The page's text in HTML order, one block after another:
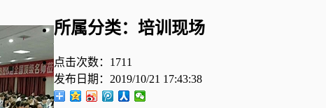
所属分类： 培训现场
点击次数： 1711
发布日期： 2019/10/21 17:43:38